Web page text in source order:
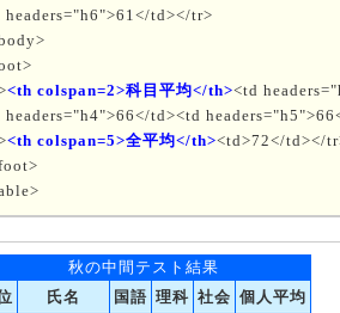
headers="h6">61</td></tr>
<th colspan=2>科目平均</th><td
headers="h4">66</td><td
<th colspan=5>全平均</th><td>72</td></
秋の中間テスト結果
氏名 国語 理科 社会 個人平均